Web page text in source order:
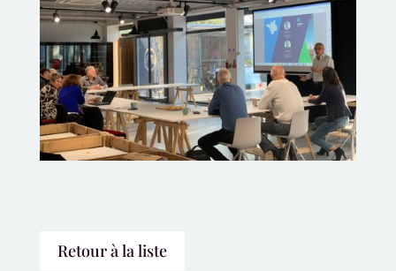
Retour à la liste